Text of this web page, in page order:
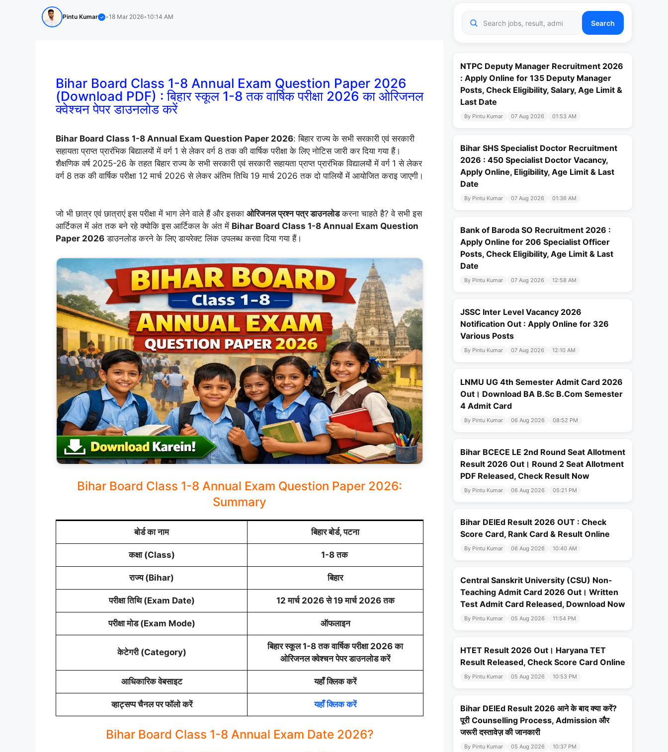
Pintu Kumar ✓ •18 Mar 2026•10:14 AM
Bihar Board Class 1-8 Annual Exam Question Paper 2026
(Download PDF) : बिहार स्कूल 1-8 तक वार्षिक परीक्षा 2026 का ओरिजनल
क्वेश्चन पेपर डाउनलोड करें
Bihar Board Class 1-8 Annual Exam Question Paper 2026: बिहार राज्य के सभी सरकारी एवं सरकारी
सहायता प्राप्त प्रारंभिक बिद्यालयों में वर्ग 1 से लेकर वर्ग 8 तक की वार्षिक परीक्षा के लिए नोटिस जारी कर दिया गया हैं।
शैक्षणिक वर्ष 2025-26 के तहत बिहार राज्य के सभी सरकारी एवं सरकारी सहायता प्राप्त प्रारंभिक विद्यालयों में वर्ग 1 से लेकर
वर्ग 8 तक की वार्षिक परीक्षा 12 मार्च 2026 से लेकर अंतिम तिथि 19 मार्च 2026 तक दो पालियों में आयोजित कराइ जाएगी।
जो भी छात्र एवं छात्राएं इस परीक्षा में भाग लेने वाले हैं और इसका ओरिजनल प्रश्न पत्र डाउनलोडकरना चाहते है? वे सभी इस
आर्टिकल में अंत तक बने रहे क्योकि इस आर्टिकल के अंत में Bihar Board Class 1-8 Annual Exam Question
Paper 2026 डाउनलोड करने के लिए डायरेक्ट लिंक उपलब्ध करवा दिया गया हैं।
Bihar Board Class 1-8 Annual Exam Question Paper 2026:
Summary
बोर्ड का नाम बिहार बोर्ड, पटना
कक्षा (Class) 1-8 तक
राज्य (Bihar) बिहार
परीक्षा तिथि (Exam Date) 12 मार्च 2026 से 19 मार्च 2026 तक
परीक्षा मोड (Exam Mode) ऑफलाइन
केटेगरी (Category)
बिहार स्कूल 1-8 तक वार्षिक परीक्षा 2026 का
ओरिजनल क्वेश्चन पेपर डाउनलोड करें
आधिकारिक वेबसाइट यहाँ क्लिक करें
व्हाट्सप्प चैनल पर फॉलो करें यहाँ क्लिक करें
Bihar Board Class 1-8 Annual Exam Date 2026?
Search
NTPC Deputy Manager Recruitment 2026
: Apply Online for 135 Deputy Manager
Posts, Check Eligibility, Salary, Age Limit &
Last Date
By Pintu Kumar 07 Aug 2026 01:53 AM
Bihar SHS Specialist Doctor Recruitment
2026 : 450 Specialist Doctor Vacancy,
Apply Online, Eligibility, Age Limit & Last
Date
By Pintu Kumar 07 Aug 2026 01:36 AM
Bank of Baroda SO Recruitment 2026 :
Apply Online for 206 Specialist Officer
Posts, Check Eligibility, Age Limit & Last
Date
By Pintu Kumar 07 Aug 2026 12:58 AM
JSSC Inter Level Vacancy 2026
Notification Out : Apply Online for 326
Various Posts
By Pintu Kumar 07 Aug 2026 12:10 AM
LNMU UG 4th Semester Admit Card 2026
Out। Download BA B.Sc B.Com Semester
4 Admit Card
By Pintu Kumar 06 Aug 2026 08:52 PM
Bihar BCECE LE 2nd Round Seat Allotment
Result 2026 Out। Round 2 Seat Allotment
PDF Released, Check Result Now
By Pintu Kumar 06 Aug 2026 05:21 PM
Bihar DElEd Result 2026 OUT : Check
Score Card, Rank Card & Result Online
By Pintu Kumar 06 Aug 2026 10:40 AM
Central Sanskrit University (CSU) Non-
Teaching Admit Card 2026 Out। Written
Test Admit Card Released, Download Now
By Pintu Kumar 05 Aug 2026 11:54 PM
HTET Result 2026 Out। Haryana TET
Result Released, Check Score Card Online
By Pintu Kumar 05 Aug 2026 10:53 PM
Bihar DElEd Result 2026 आने के बाद क्या करें?
पूरी Counselling Process, Admission और
जरूरी दस्तावेज़ की जानकारी
By Pintu Kumar 05 Aug 2026 10:37 PM